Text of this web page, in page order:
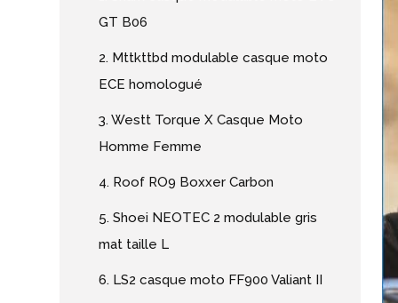
GT B06
2. Mttkttbd modulable casque moto
ECE homologué
3. Westt Torque X Casque Moto
Homme Femme
4. Roof RO9 Boxxer Carbon
5. Shoei NEOTEC 2 modulable gris
mat taille L
6. LS2 casque moto FF900 Valiant II